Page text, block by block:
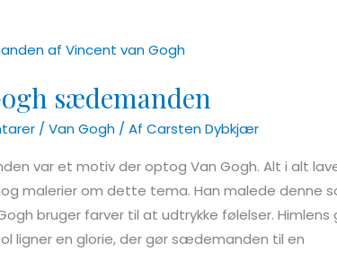
sædemanden
/Van Gogh / AfCarsten Dybkjær
var et motiv der optog Van Gogh. Alt i alt
malerier om dette tema. Han malede denne
bruger farver til at udtrykke følelser. Himlens
ligner en glorie, der gør sædemanden til en